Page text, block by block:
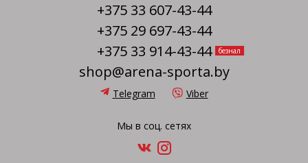
+375 33 607-43-44
+375 29 697-43-44
+375 33 914-43-44
безнал
shop@arena-sporta.by
Telegram Viber
Мы в соц. сетях